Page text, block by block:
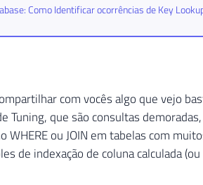
Como Identificar ocorrências de Key
com vocês algo que vejo
Tuning, que são consultas
WHERE ou JOIN em tabelas com
de indexação de coluna calculada